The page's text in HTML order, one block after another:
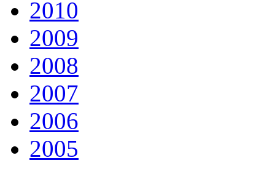
2010
2009
2008
2007
2006
2005